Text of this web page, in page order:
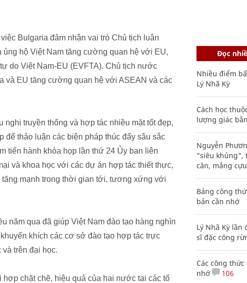
Bulgaria đảm nhận vai trò Chủ tịch luân
hộ Việt Nam tăng cường quan hệ với EU,
do Việt Nam-EU (EVFTA). Chủ tịch nước
và EU tăng cường quan hệ với ASEAN và các
truyền thống và hợp tác nhiều mặt tốt đẹp,
để thảo luận các biện pháp thúc đẩy sâu sắc
tiến hành khóa họp lần thứ 24 Ủy ban liên
và khoa học với các dự án hợp tác thiết thực,
mạnh trong thời gian tới, tương xứng với
năm qua đã giúp Việt Nam đào tạo hàng nghìn
khích các cơ sở đào tạo hợp tác trực
trên đại học.
chặt chẽ, hiệu quả của hai nước tại các tổ
Đọc
Nhiều điểm
Lý Nhã Kỳ
Cách học
lượng giác
Nguyễn
"siêu khủng",
cân, mắng
Bảng công
bản cần nhớ
Lý Nhã Kỳ lần
sĩ đặc công
Các công
nhớ
106